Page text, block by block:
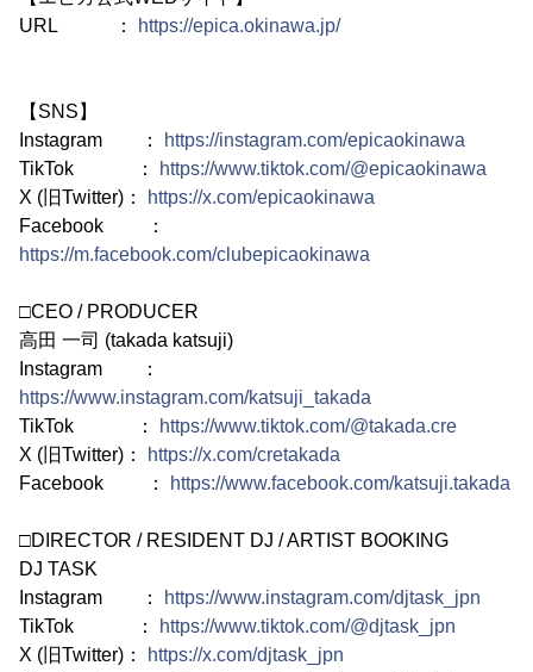
URL ：
https://epica.okinawa.jp/
【SNS】
Instagram ：
https://instagram.com/epicaokinawa
TikTok ：
https://www.tiktok.com/@epicaokinawa
X (旧Twitter)：
https://x.com/epicaokinawa
Facebook ：
https://m.facebook.com/clubepicaokinawa
□CEO / PRODUCER
高田 一司 (takada katsuji)
Instagram ：
https://www.instagram.com/katsuji_takada
TikTok ：
https://www.tiktok.com/@takada.cre
X (旧Twitter)：
https://x.com/cretakada
Facebook ：
https://www.facebook.com/katsuji.takada
□DIRECTOR / RESIDENT DJ / ARTIST BOOKING
DJ TASK
Instagram ：
https://www.instagram.com/djtask_jpn
TikTok ：
https://www.tiktok.com/@djtask_jpn
X (旧Twitter)：
https://x.com/djtask_jpn